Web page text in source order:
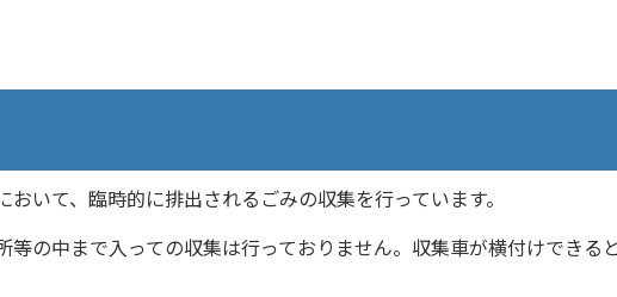
おいて、臨時的に排出されるごみの収集を行っています。
の中まで入っての収集は行っておりません。収集車が横付けできる